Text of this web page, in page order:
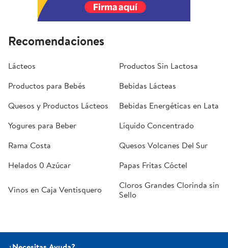
Recomendaciones
Lácteos
Productos Sin Lactosa
Productos para Bebés
Bebidas Lácteas
Quesos y Productos Lácteos
Bebidas Energéticas en Lata
Yogures para Beber
Líquido Concentrado
Rama Costa
Quesos Volcanes Del Sur
Helados 0 Azúcar
Papas Fritas Cóctel
Vinos en Caja Ventisquero
Cloros Grandes Clorinda sin
Sello